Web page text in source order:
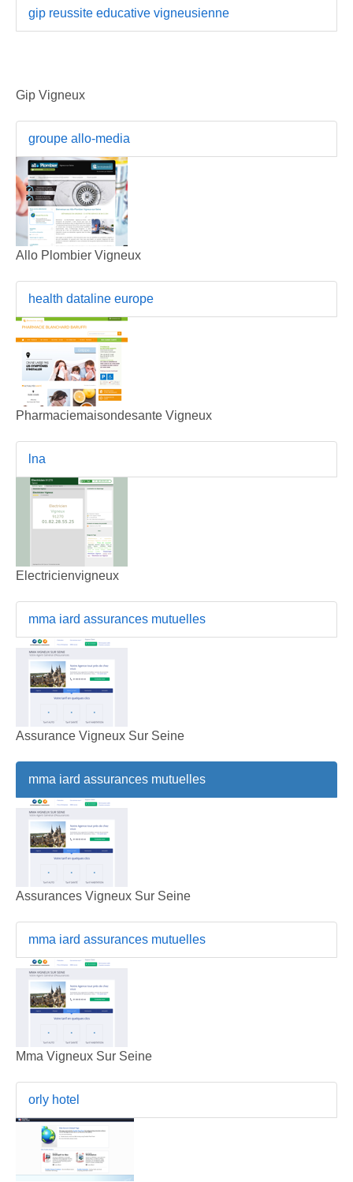
gip reussite educative vigneusienne
Gip Vigneux
groupe allo-media
Allo Plombier Vigneux
health dataline europe
Pharmaciemaisondesante Vigneux
lna
Electricienvigneux
mma iard assurances mutuelles
Assurance Vigneux Sur Seine
mma iard assurances mutuelles
Assurances Vigneux Sur Seine
mma iard assurances mutuelles
Mma Vigneux Sur Seine
orly hotel